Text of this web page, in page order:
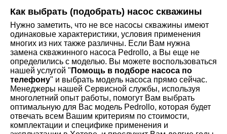
Как выбрать (подобрать) насос скважины
Нужно заметить, что не все насосы скважины имеют
одинаковые характеристики, условия применения
многих из них также различны. Если Вам нужна
замена скважинного насоса Pedrollo, а Вы еще не
определились с моделью. Вы можете воспользоваться
нашей услугой " Помощь в подборе насоса по
телефону" и выбрать модель насоса прямо сейчас.
Менеджеры нашей Сервисной службы, используя
многолетний опыт работы, помогут Вам выбрать
оптимальную для Вас модель Pedrollo, которая будет
отвечать всем Вашим критериям по стоимости,
комплектации и специфике применения и